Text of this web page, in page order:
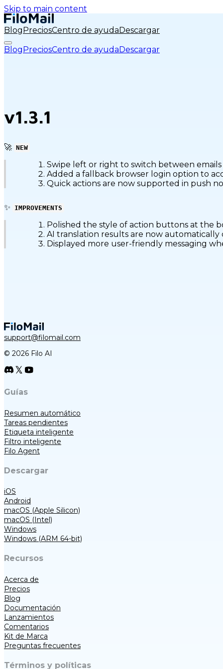
Skip to main content
BlogPreciosCentro de ayudaDescargar
BlogPreciosCentro de ayudaDescargar
v1.3.1
🚀 NEW
Swipe left or right to switch between
Added a fallback browser login option to
Quick actions are now supported in push
✨ IMPROVEMENTS
Polished the style of action buttons at the
AI translation results are now
Displayed more user-friendly messaging
support@filomail.com
© 2026 Filo AI
Guías
Resumen automático
Tareas pendientes
Etiqueta inteligente
Filtro inteligente
Filo Agent
Descargar
iOS
Android
macOS (Apple Silicon)
macOS (Intel)
Windows
Windows (ARM 64-bit)
Recursos
Acerca de
Precios
Blog
Documentación
Lanzamientos
Comentarios
Kit de Marca
Preguntas frecuentes
Términos y políticas